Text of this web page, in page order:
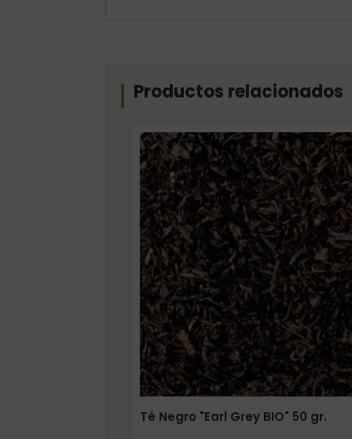
Productos relacionados
Té Negro "Earl Grey BIO" 50 gr.
Elige: Peso/formato